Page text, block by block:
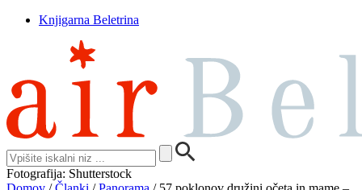
Knjigarna Beletrina
Fotografija: Shutterstock